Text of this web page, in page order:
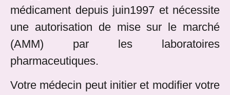
médicament depuis juin1997 et nécessite
une autorisation de mise sur le marché
(AMM) par les laboratoires
pharmaceutiques.
Votre médecin peut initier et modifier votre